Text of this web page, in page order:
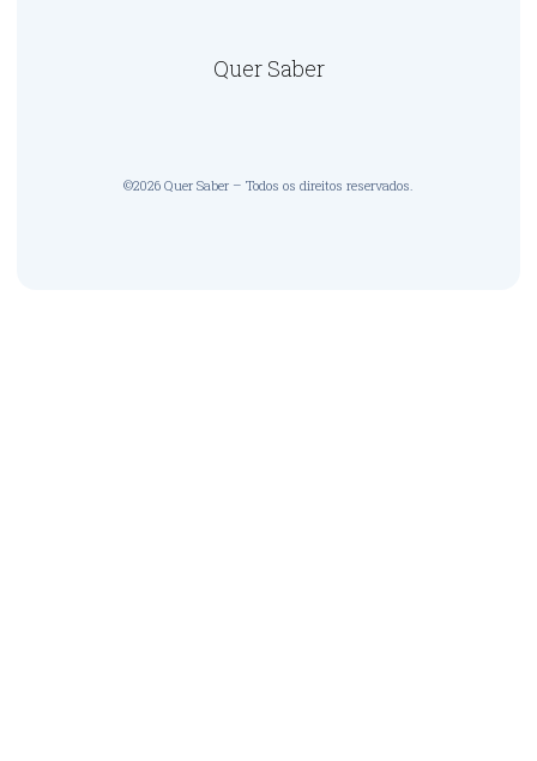
Quer Saber
©2026 Quer Saber – Todos os direitos reservados.